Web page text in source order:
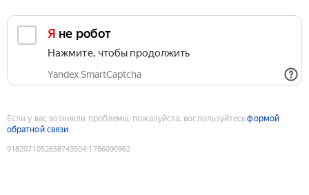
Я не робот
Нажмите, чтобы продолжить
Yandex SmartCaptcha
Если у вас возникли проблемы, пожалуйста, воспользуйтесьформой
обратной связи
9182071052658743504:1786090962